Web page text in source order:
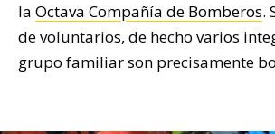
la Octava Compañía de Bomberos.
de voluntarios, de hecho varios
grupo familiar son precisamente